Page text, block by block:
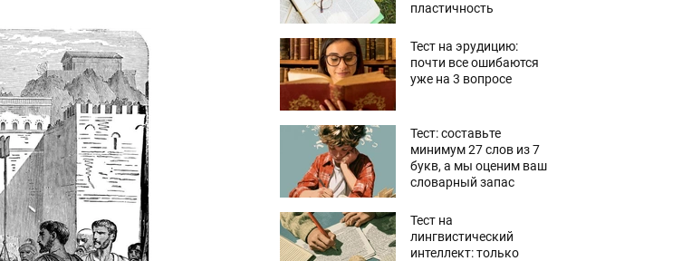
пластичность
Тест на эрудицию:
почти все ошибаются
уже на 3 вопросе
Тест: составьте
минимум 27 слов из 7
букв, а мы оценим ваш
словарный запас
Тест на
лингвистический
интеллект: только